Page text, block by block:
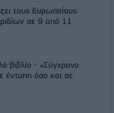
τους Ευρωπαίους
σε 9 από 11
βιβλίο - «Σύγχρονο
έντυπη όσο και σε